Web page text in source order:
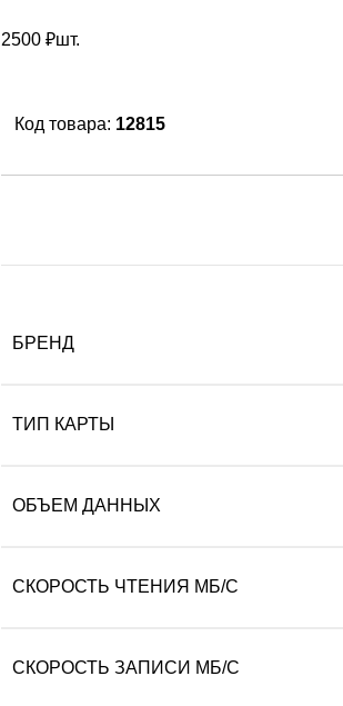
2500 ₽шт.
Код товара: 12815
БРЕНД
ТИП КАРТЫ
ОБЪЕМ ДАННЫХ
СКОРОСТЬ ЧТЕНИЯ МБ/С
СКОРОСТЬ ЗАПИСИ МБ/С